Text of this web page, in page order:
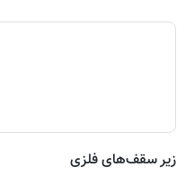
زیر سقف‌های فلزی